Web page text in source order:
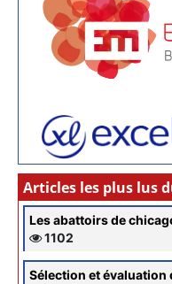
Articles les plus lus
Les abattoirs de
1102
Sélection et